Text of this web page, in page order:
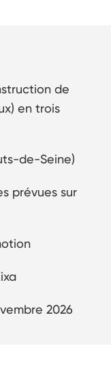
de
en trois
de-Seine)
prévues sur
2026